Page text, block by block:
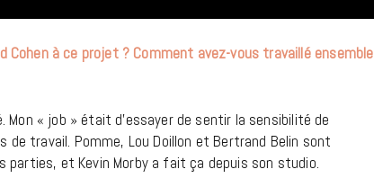
à ce projet ? Comment avez-vous travaillé ensemble
« job » était d’essayer de sentir la sensibilité de
travail. Pomme, Lou Doillon et Bertrand Belin sont
parties, et Kevin Morby a fait ça depuis son studio.